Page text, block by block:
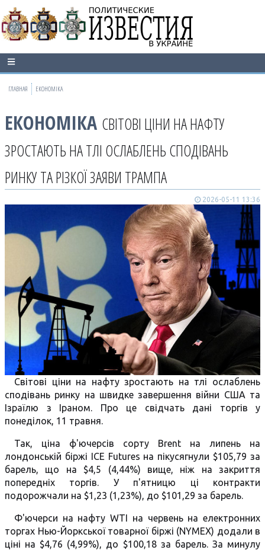
ГЛАВНАЯ ЕКОНОМІКА
ЕКОНОМІКА СВІТОВІ ЦІНИ НА НАФТУ
ЗРОСТАЮТЬ НА ТЛІ ОСЛАБЛЕНЬ СПОДІВАНЬ
РИНКУ ТА РІЗКОЇ ЗАЯВИ ТРАМПА
2026-05-11 13:36
Світові ціни на нафту зростають на тлі ослаблень
сподівань ринку на швидке завершення війни США та
Ізраїлю з Іраном. Про це свідчать дані торгів у
понеділок, 11 травня.
Так, ціна ф'ючерсів сорту Brent на липень на
лондонській біржі ICE Futures на пікусягнули $105,79 за
барель, що на $4,5 (4,44%) вище, ніж на закриття
попередніх торгів. У п'ятницю ці контракти
подорожчали на $1,23 (1,23%), до $101,29 за барель.
Ф'ючерси на нафту WTI на червень на електронних
торгах Нью-Йоркської товарної біржі (NYMEX) додали в
ціні на $4,76 (4,99%), до $100,18 за барель. За минулу